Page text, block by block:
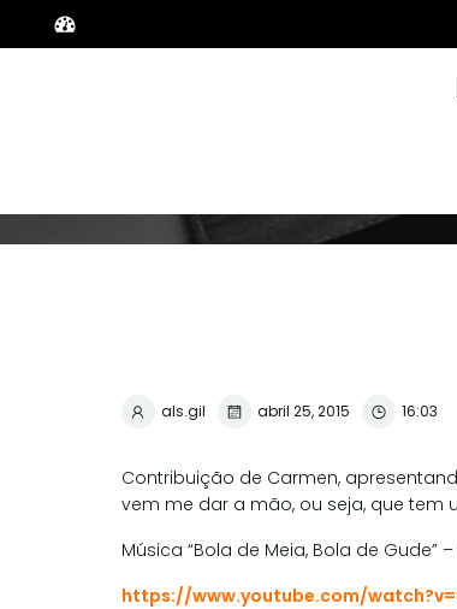
als.gil abril 25, 2015 16:03
Contribuição de Carmen,
vem me dar a mão, ou seja, que
Música “Bola de Meia, Bola de Gude”
https://www.youtube.com/